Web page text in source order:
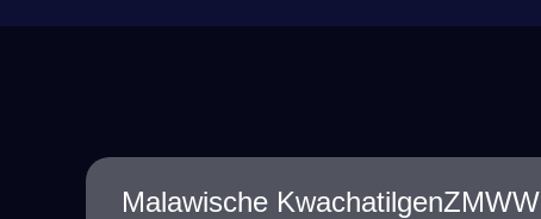
Malawische